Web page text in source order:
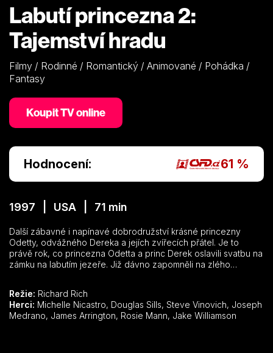
Labutí princezna 2:
Tajemství hradu
Filmy / Rodinné / Romantický / Animované / Pohádka /
Fantasy
Koupit TV online
Hodnocení: 61 %
1997 | USA | 71 min
Další zábavné i napínavé dobrodružství krásné princezny
Odetty, odvážného Dereka a jejích zvířecích přátel. Je to
právě rok, co princezna Odetta a princ Derek oslavili svatbu na
zámku na labutím jezeře. Již dávno zapomněli na zlého
Režie: Richard Rich
Herci:
Medrano, James Arrington, Rosie Mann, Jake Williamson